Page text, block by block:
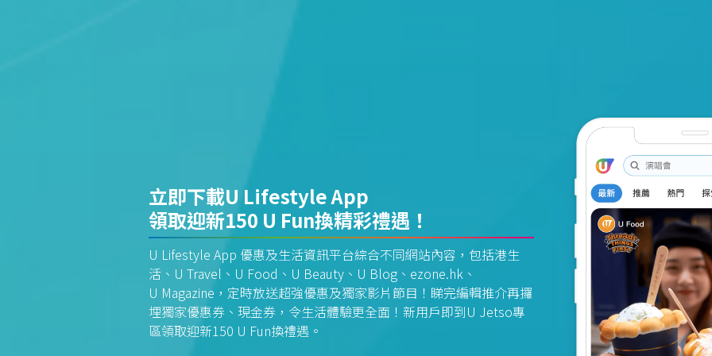
立即下載U Lifestyle App
領取迎新150 U Fun換精彩禮遇！
U Lifestyle App 優惠及生活資訊平台綜合不同網站內容，包括港生
活、U Travel、U Food、U Beauty、U Blog、ezone.hk、
U Magazine，定時放送超強優惠及獨家影片節目！睇完編輯推介再攞
埋獨家優惠券、現金券，令生活體驗更全面！新用戶即到U Jetso專
區領取迎新150 U Fun換禮遇。